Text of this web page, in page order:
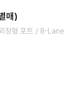
매)
장형 포트 / 8-Lane